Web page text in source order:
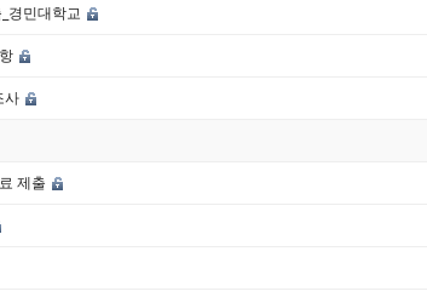
경민대학교
사
제출